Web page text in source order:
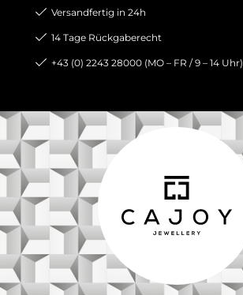
Versandfertig in 24h
14 Tage Rückgaberecht
+43 (0) 2243 28000 (MO – FR / 9 – 14 Uhr)